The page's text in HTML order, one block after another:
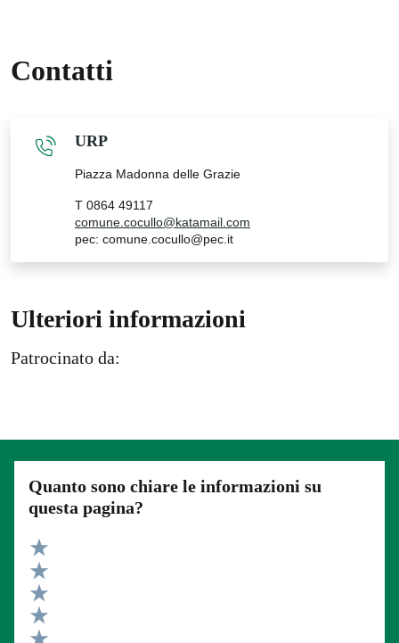
Contatti
URP
Piazza Madonna delle Grazie
T 0864 49117
comune.cocullo@katamail.com
pec: comune.cocullo@pec.it
Ulteriori informazioni
Patrocinato da:
Quanto sono chiare le informazioni su
questa pagina?
Valuta 5 stelle su 5
Valuta 4 stelle su 5
Valuta 3 stelle su 5
Valuta 2 stelle su 5